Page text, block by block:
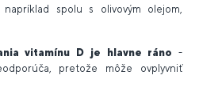
spolu s olivovým olejom,
vitamínu D je hlavne ráno -
pretože môže ovplyvniť